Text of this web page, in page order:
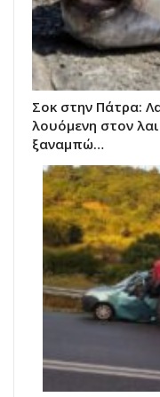
Σοκ στην Πάτρα:
λουόμενη στον
ξαναμπώ…